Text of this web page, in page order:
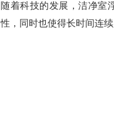
随着科技的发展，洁净室
性，同时也使得长时间连续